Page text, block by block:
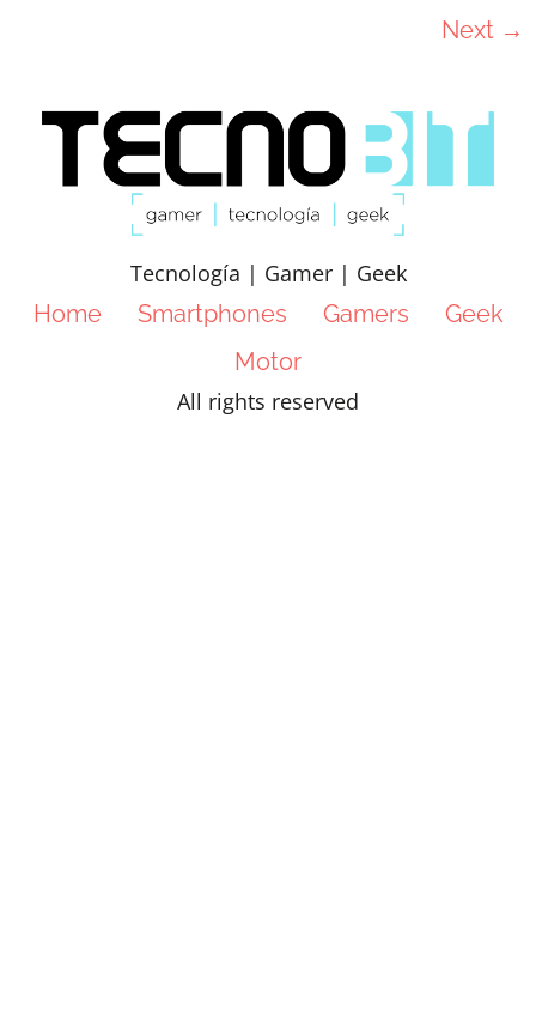
Next →
Tecnología | Gamer | Geek
Home
Smartphones Gamers
Geek
Motor
All rights reserved